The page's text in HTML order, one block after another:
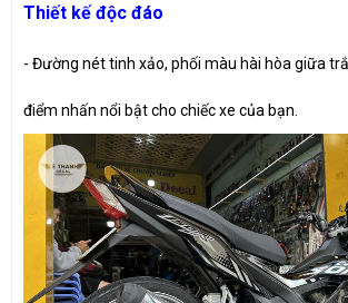
Thiết kế độc đáo
- Đường nét tinh xảo, phối màu hài hòa giữa
điểm nhấn nổi bật cho chiếc xe của bạn.